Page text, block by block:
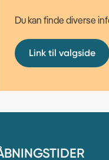
Du kan finde diverse
Link til valgside